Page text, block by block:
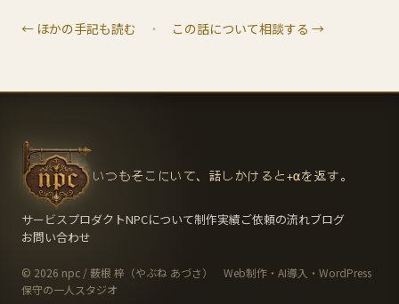
← ほかの手記も読む ・ この話について相談する →
いつもそこにいて、話しかけると+αを返す。
サービスプロダクトNPCについて制作実績ご依頼の流れブログ
お問い合わせ
© 2026 npc / 薮根 梓（やぶね あづさ） Web制作・AI導入・WordPress
保守の一人スタジオ